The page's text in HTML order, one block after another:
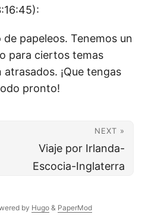
papeleos. Tenemos un
para ciertos temas
¡Que tengas
pronto!
NEXT »
Viaje por Irlanda-
Escocia-Inglaterra
by Hugo & PaperMod